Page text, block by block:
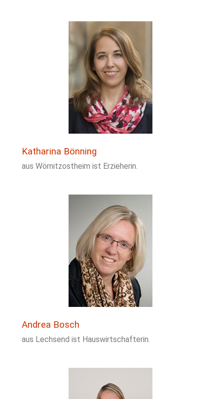
Katharina Bönning
aus Wörnitzostheim ist Erzieherin.
Andrea Bosch
aus Lechsend ist Hauswirtschafterin.